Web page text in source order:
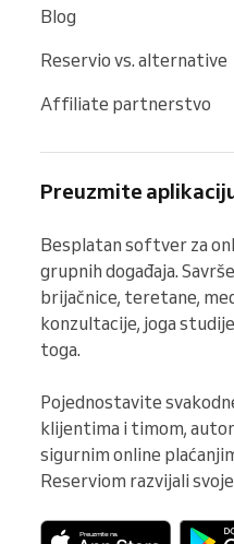
Blog
Reservio vs. alternative
Affiliate partnerstvo
Preuzmite
Besplatan softver za
grupnih događaja.
brijačnice, teretane,
konzultacije, joga
toga.
Pojednostavite
klijentima i timom,
sigurnim online
Reserviom razvijali